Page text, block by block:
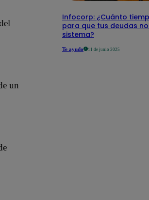
un
Infocorp: ¿Cuánto
para que tus deudas no
sistema?
Te ayudo 11 de junio 2025